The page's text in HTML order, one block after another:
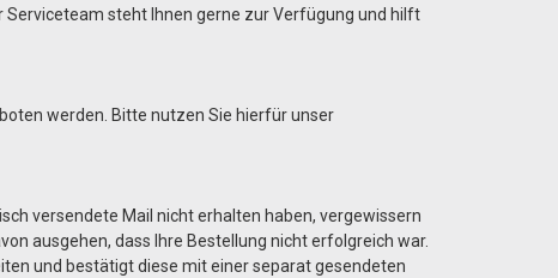
steht Ihnen gerne zur Verfügung und hilft
werden. Bitte nutzen Sie hierfür unser
versendete Mail nicht erhalten haben, vergewissern
ausgehen, dass Ihre Bestellung nicht erfolgreich war.
und bestätigt diese mit einer separat gesendeten